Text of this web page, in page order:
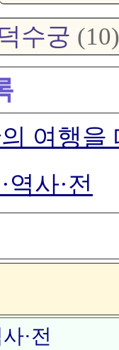
덕수궁 (10)
여행을
역사·전
·전